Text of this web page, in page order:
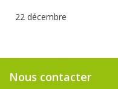
22 décembre
Nous contacter